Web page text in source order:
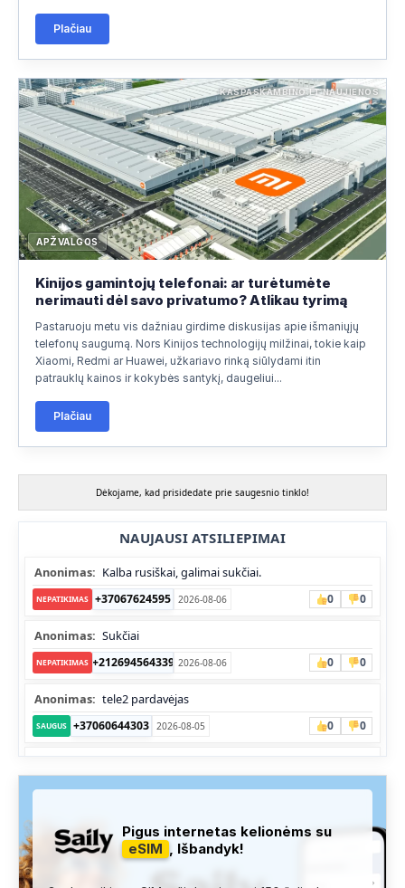
Plačiau
KASPASKAMBINO.LT NAUJIENOS
APŽVALGOS
Kinijos gamintojų telefonai: ar turėtumėte
nerimauti dėl savo privatumo? Atlikau tyrimą
Pastaruoju metu vis dažniau girdime diskusijas apie išmaniųjų
telefonų saugumą. Nors Kinijos technologijų milžinai, tokie kaip
Xiaomi, Redmi ar Huawei, užkariavo rinką siūlydami itin
patrauklų kainos ir kokybės santykį, daugeliui...
Plačiau
Dėkojame, kad prisidedate prie saugesnio tinklo!
NAUJAUSI ATSILIEPIMAI
Anonimas: Kalba rusiškai, galimai sukčiai.
NEPATIKIMAS +37067624595 2026-08-06 0 0
Anonimas: Sukčiai
NEPATIKIMAS +212694564339 2026-08-06 0 0
Anonimas: tele2 pardavėjas
SAUGUS +37060644303 2026-08-05 0 0
NEPATIKIMAS +37052041945 2026-08-05 0 0
Administracija: Užfiksuota, kad apie šį numerį buvo rašoma
daug teigiamų komentarų...Pigus internetas kelionėms su
eSIM , Išbandyk!